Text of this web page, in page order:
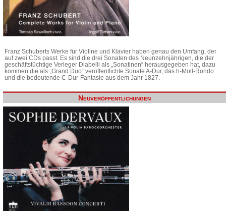
Franz Schuberts Werke für Violine und Klavier haben genau den Umfang, der
auf zwei CDs passt. Es sind die drei Sonaten des Neunzehnjährigen, die der
geschäftstüchtige Verleger Diabelli als „Sonatinen“ herausgegeben hat, dazu
kommen die als „Grand Duo“ veröffentlichte Sonate A-Dur, das h-Moll-Rondo
und die bedeutende C-Dur-Fantasie aus dem Jahr 1827.
Neuveröffentlichungen